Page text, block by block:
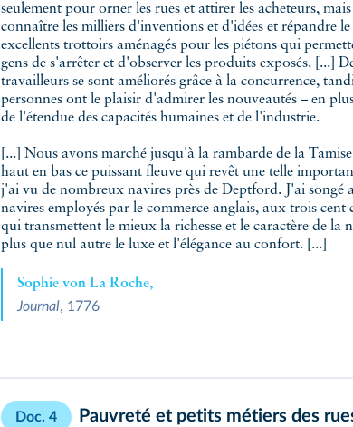
seulement pour orner les rues et attirer les acheteurs,
connaître les milliers d'inventions et d'idées et répandre
excellents trottoirs aménagés pour les piétons qui
gens de s'arrêter et d'observer les produits exposés. [...]
travailleurs se sont améliorés grâce à la concurrence,
personnes ont le plaisir d'admirer les nouveautés – en
de l'étendue des capacités humaines et de l'industrie.
[...] Nous avons marché jusqu'à la rambarde de la
haut en bas ce puissant fleuve qui revêt une telle
j'ai vu de nombreux navires près de Deptford. J'ai songé
navires employés par le commerce anglais, aux trois cent
qui transmettent le mieux la richesse et le caractère de la
plus que nul autre le luxe et l'élégance au confort. [...]
Sophie von La Roche,
Journal, 1776
Doc. 4 Pauvreté et petits métiers des